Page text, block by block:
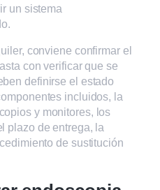
un sistema
conviene confirmar el
con verificar que se
definirse el estado
incluidos, la
y monitores, los
plazo de entrega, la
de sustitución